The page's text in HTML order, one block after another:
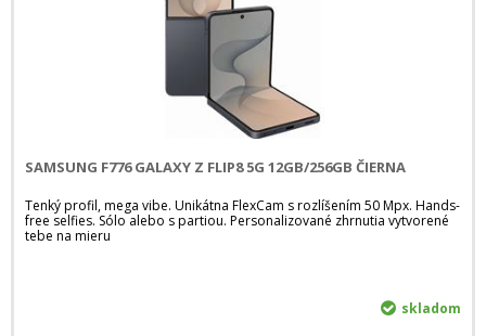
SAMSUNG F776 GALAXY Z FLIP8 5G 12GB/256GB ČIERNA
Tenký profil, mega vibe. Unikátna FlexCam s rozlíšením 50 Mpx. Hands-
free selfies. Sólo alebo s partiou. Personalizované zhrnutia vytvorené
tebe na mieru
skladom